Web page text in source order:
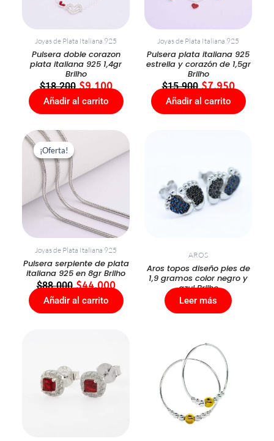
Joyas de Plata Italiana 925
Pulsera doble corazon
plata italiana 925 1,4gr
Brilho
$18.200 $9.100
Añadir al carrito
Joyas de Plata Italiana 925
Pulsera plata italiana 925
estrella y corazón de 1,5gr
Brilho
$15.900 $7.950
Añadir al carrito
¡Oferta!
¡Oferta!
Joyas de Plata Italiana 925
Pulsera serpiente de plata
italiana 925 en 8gr Brilho
$88.000
original
era:
$44.000
El
precio
actual
Añadir al carrito
AROS
Aros topos diseño pies de
1,9 gramos color negro y
azul Brilho
Leer más